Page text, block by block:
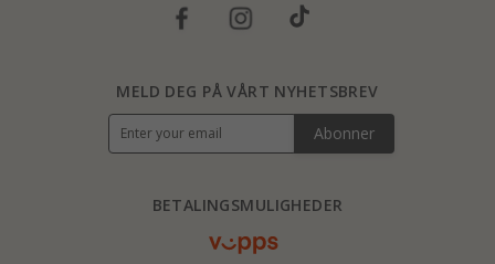
BETALINGSMULIGHEDER
MELD DEG PÅ VÅRT NYHETSBREV
Abonner